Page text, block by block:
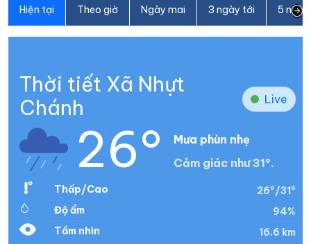
Hiện tại Theo giờ Ngày mai 3 ngày tới 5
Thời tiết Xã Nhựt
Chánh
Live
26°
Mưa phùn nhẹ
Cảm giác như 31°.
Thấp/Cao
26°/31°
Độ ẩm
94%
Tầm nhìn
16.6 km